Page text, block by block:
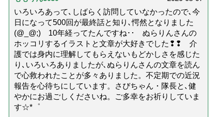
いろいろあって､しばらく訪問していなかったので､今
日になって500回が最終話と知り､愕然となりました
(@_@;) 10年経ってたんですね･･ ぬらりんさんの
ホッコリするイラストと文章が大好きでした❢❢ 介
護では身内に理解してもらえないもどかしさを感じた
り､いろいろありましたが､ぬらりんさんの文章を読ん
で心救われたことが多々ありました。不定期での近況
報告を心待ちにしています。さびちゃん・隊長と､健
やかにお過ごしくださいね。ご多幸をお祈りしていま
す☆*゜